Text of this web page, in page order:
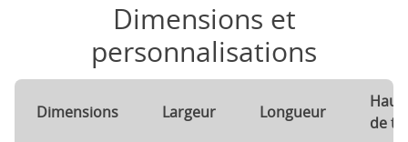
Dimensions et
personnalisations
Dimensions Largeur Longueur
de